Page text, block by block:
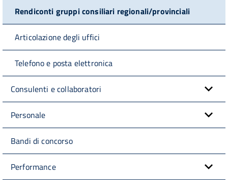
Rendiconti gruppi consiliari regionali/provinciali
Articolazione degli uffici
Telefono e posta elettronica
Consulenti e collaboratori
Personale
Bandi di concorso
Performance